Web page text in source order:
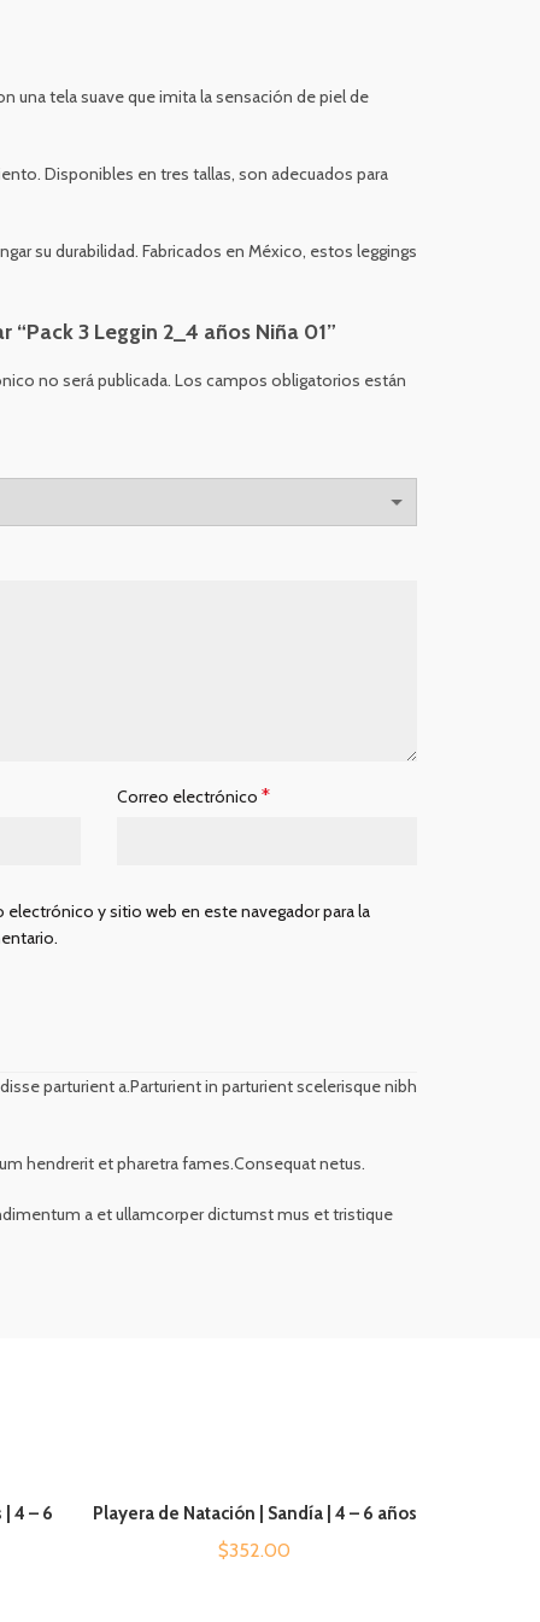
una tela suave que imita la sensación de piel de
Disponibles en tres tallas, son adecuados para
su durabilidad. Fabricados en México, estos leggings
3 Leggin 2_4 años Niña 01”
no será publicada. Los campos obligatorios están
Correo electrónico *
electrónico y sitio web en este navegador para la
parturient a.Parturient in parturient scelerisque nibh
hendrerit et pharetra fames.Consequat netus.
a et ullamcorper dictumst mus et tristique
4 – 6 AÑADIR AL CARRITO
Playera de Natación | Sandía | 4 – 6 años
$352.00